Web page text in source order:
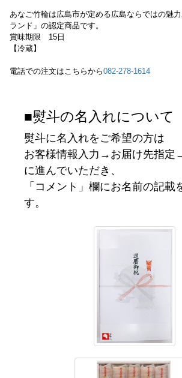
あなご竹輪は広島市が定める広島ならではの魅
ランド」の認定商品です。
賞味期限 15日
【冷蔵】
電話での注文はこちらから082-278-1614
■熨斗の名入れについて
熨斗に名入れをご希望の方は
お客様情報入力→お届け先指定
に進んでいただき、
「コメント」欄にお名前の記載
す。